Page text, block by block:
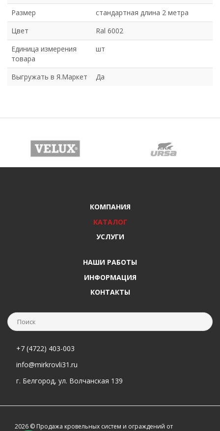
Размер
стандартная длина 2 метра
Цвет
Ral 6002
Единица измерения
товара
шт
Выгружать в Я.Маркет Да
КОМПАНИЯ
КАТАЛОГ
УСЛУГИ
НАШИ РАБОТЫ
ИНФОРМАЦИЯ
КОНТАКТЫ
+7 (4722) 403-003
info@mirkrovli31.ru
г. Белгород, ул. Волчанская 139
2026 © Продажа кровельных систем и ограждений от